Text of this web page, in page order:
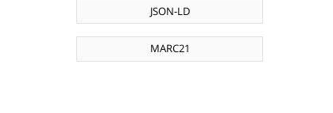
JSON-LD
MARC21